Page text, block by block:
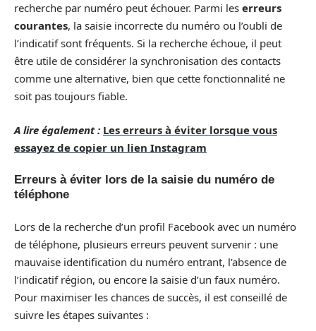
recherche par numéro peut échouer. Parmi les erreurs
courantes, la saisie incorrecte du numéro ou l’oubli de
l’indicatif sont fréquents. Si la recherche échoue, il peut
être utile de considérer la synchronisation des contacts
comme une alternative, bien que cette fonctionnalité ne
soit pas toujours fiable.
A lire également : Les erreurs à éviter lorsque vous
essayez de copier un lien Instagram
Erreurs à éviter lors de la saisie du numéro de
téléphone
Lors de la recherche d’un profil Facebook avec un numéro
de téléphone, plusieurs erreurs peuvent survenir : une
mauvaise identification du numéro entrant, l’absence de
l’indicatif région, ou encore la saisie d’un faux numéro.
Pour maximiser les chances de succès, il est conseillé de
suivre les étapes suivantes :